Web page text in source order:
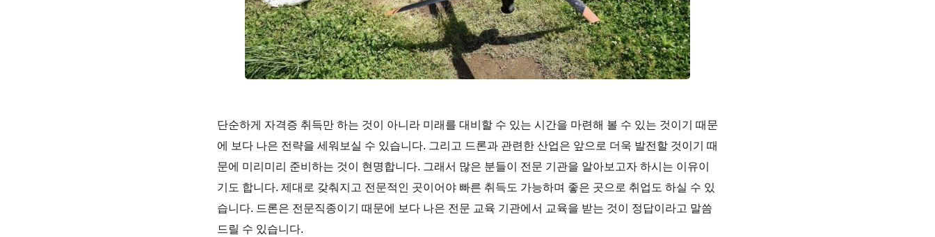
단순하게 자격증 취득만 하는 것이 아니라 미래를 대비할 수 있는 시간을 마련해 볼 수 있는 것이기 때문
에 보다 나은 전략을 세워보실 수 있습니다. 그리고 드론과 관련한 산업은 앞으로 더욱 발전할 것이기 때
문에 미리미리 준비하는 것이 현명합니다. 그래서 많은 분들이 전문 기관을 알아보고자 하시는 이유이
기도 합니다. 제대로 갖춰지고 전문적인 곳이어야 빠른 취득도 가능하며 좋은 곳으로 취업도 하실 수 있
습니다. 드론은 전문직종이기 때문에 보다 나은 전문 교육 기관에서 교육을 받는 것이 정답이라고 말씀
드릴 수 있습니다.